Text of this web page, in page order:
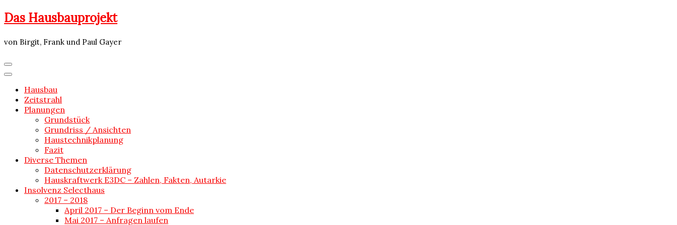
Skip
to
Das Hausbauprojekt
von Birgit, Frank und Paul Gayer
Hausbau
Zeitstrahl
Planungen
Grundstück
Grundriss / Ansichten
Haustechnikplanung
Fazit
Diverse Themen
Datenschutzerklärung
Hauskraftwerk E3DC – Zahlen, Fakten, Autarkie
Insolvenz Selecthaus
2017 – 2018
April 2017 – Der Beginn vom Ende
Mai 2017 – Anfragen laufen